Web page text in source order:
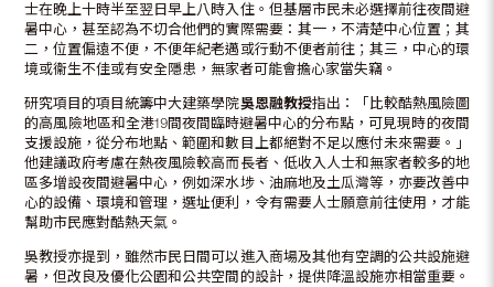
士在晚上十時半至翌日早上八時入住。但基層市民未必選擇前往夜間避
暑中心，甚至認為不切合他們的實際需要：其一，不清楚中心位置；其
二，位置偏遠不便，不便年紀老邁或行動不便者前往；其三，中心的環
境或衞生不佳或有安全隱患，無家者可能會擔心家當失竊。
研究項目的項目統籌中大建築學院吳恩融教授指出：「比較酷熱風險圖
的高風險地區和全港19間夜間臨時避暑中心的分布點，可見現時的夜間
支援設施，從分布地點、範圍和數目上都絕對不足以應付未來需要。」
他建議政府考慮在熱夜風險較高而長者、低收入人士和無家者較多的地
區多增設夜間避暑中心，例如深水埗、油麻地及土瓜灣等，亦要改善中
心的設備、環境和管理，選址便利，令有需要人士願意前往使用，才能
幫助市民應對酷熱天氣。
吳教授亦提到，雖然市民日間可以進入商場及其他有空調的公共設施避
暑，但改良及優化公園和公共空間的設計，提供降溫設施亦相當重要。